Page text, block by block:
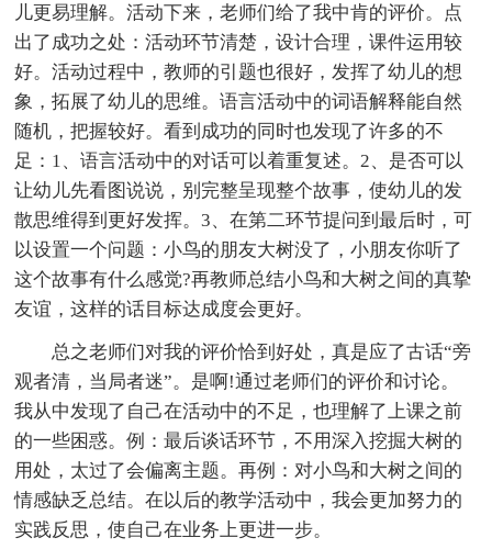
儿更易理解。活动下来，老师们给了我中肯的评价。点
出了成功之处：活动环节清楚，设计合理，课件运用较
好。活动过程中，教师的引题也很好，发挥了幼儿的想
象，拓展了幼儿的思维。语言活动中的词语解释能自然
随机，把握较好。看到成功的同时也发现了许多的不
足：1、语言活动中的对话可以着重复述。2、是否可以
让幼儿先看图说说，别完整呈现整个故事，使幼儿的发
散思维得到更好发挥。3、在第二环节提问到最后时，可
以设置一个问题：小鸟的朋友大树没了，小朋友你听了
这个故事有什么感觉?再教师总结小鸟和大树之间的真挚
友谊，这样的话目标达成度会更好。
总之老师们对我的评价恰到好处，真是应了古话“旁
观者清，当局者迷”。是啊!通过老师们的评价和讨论。
我从中发现了自己在活动中的不足，也理解了上课之前
的一些困惑。例：最后谈话环节，不用深入挖掘大树的
用处，太过了会偏离主题。再例：对小鸟和大树之间的
情感缺乏总结。在以后的教学活动中，我会更加努力的
实践反思，使自己在业务上更进一步。